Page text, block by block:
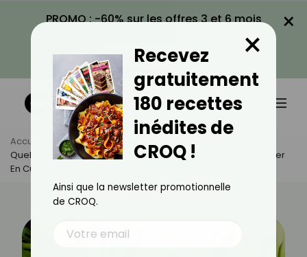
PROMO : -60% sur les offres 3 et 6 mois
VOIR LA PROMO
×
Accueil Actus
Astuces Culinaires
Quelles Parties Du Fenouil Se Mangent Et Comment Les Utiliser
En Cuisine ?
Recevez
gratuitement
180 recettes
inédites de
CROQ !
×
Ainsi que la newsletter promotionnelle
de CROQ.